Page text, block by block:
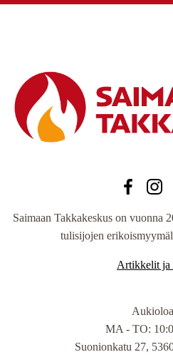
Saimaan Takkakeskus on vuonna
tulisijojen
Artikkelit ja
MA - TO:
Suonionkatu 27,